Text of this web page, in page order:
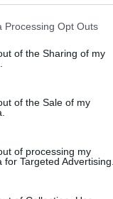
Processing Opt Outs
of the Sharing of my
of the Sale of my
of processing my
for Targeted Advertising.
Καναδάς: Σε
Καναδάς: Σε
έκτακτης
Κολομβία
πυρκαγιών
της
ΚΟΣΜΟΣ 07:52
Φωτιά σε
Φωτιά σε
η έρευνα